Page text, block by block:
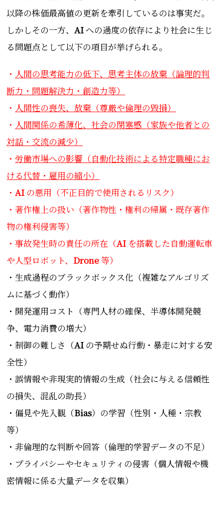
以降の株価最高値の更新を牽引しているのは事実だ。
しかしその一方、AI への過度の依存により社会に生じ
る問題点として以下の項目が挙げられる。
・ 人間の思考能力の低下、思考主体の放棄 （論理的判
断力・問題解決力・創造力等）
・ 人間性の喪失、放棄（尊厳や倫理の毀損）
・ 人間関係の希薄化、社会の閉塞感（家族や他者との
対話・交流の減少）
・労働市場への影響（自動化技術による特定職種にお
ける代替・雇用の縮小）
・AI の悪用（不正目的で使用されるリスク）
・著作権上の扱い（著作物性・権利の帰属・既存著作
物の権利侵害等）
・事故発生時の責任の所在（AI を搭載した自動運転車
や人型ロボット、 Drone等）
・生成過程のブラックボックス化（複雑なアルゴリズ
ムに基づく動作）
・開発運用コスト（専門人材の確保、半導体開発競
争、電力消費の増大）
・制御の難しさ（AI の予期せぬ行動・暴走に対する安
全性）
・誤情報や非現実的情報の生成（社会に与える信頼性
の損失、混乱の助長）
・偏見や先入観（Bias）の学習（性別・人種・宗教
等）
・非倫理的な判断や回答（倫理的学習データの不足）
・プライバシーやセキュリティの侵害（個人情報や機
密情報に係る大量データを収集）